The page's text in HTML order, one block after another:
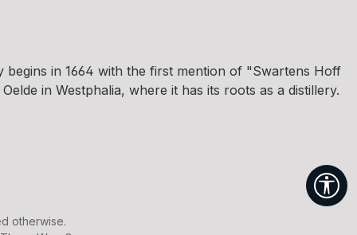
in 1664 with the first mention of "Swartens Hoff
in Westphalia, where it has its roots as a distillery.
otherwise.